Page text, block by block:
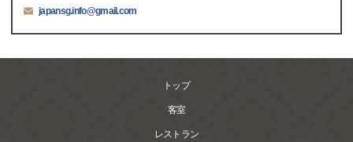
japansg.info@gmail.com
トップ
客室
レストラン